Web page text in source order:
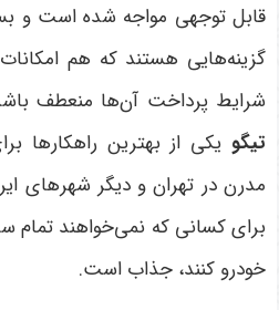
قابل توجهی مواجه شده است و
گزینه‌هایی هستند که هم
شرایط پرداخت آن‌ها منعطف
تیگو یکی از بهترین راهکارها
مدرن در تهران و دیگر شهرهای
برای کسانی که نمی‌خواهند تمام
خودرو کنند، جذاب است.